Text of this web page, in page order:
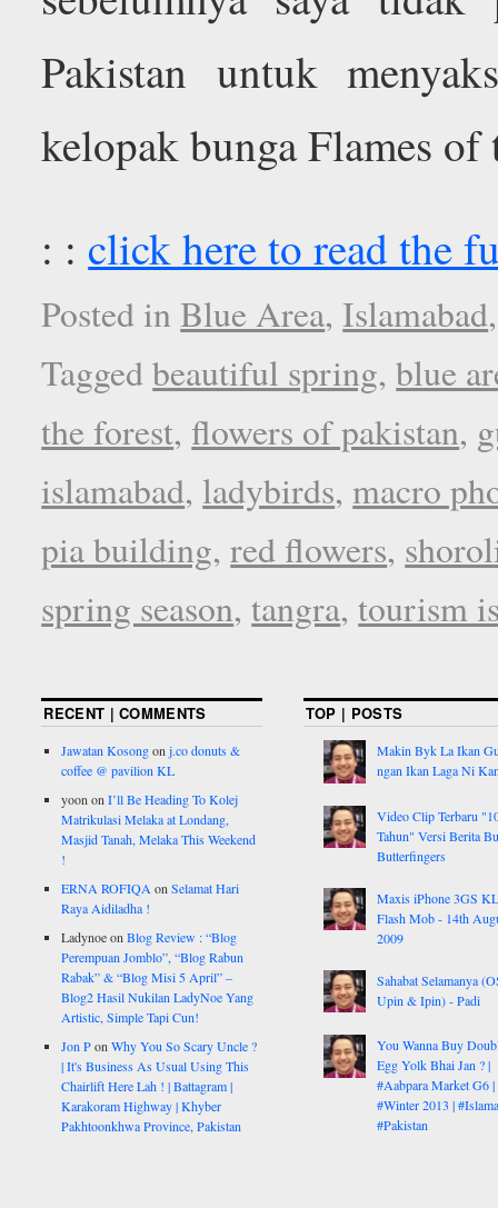
Pakistan untuk
kelopak bunga Flames
: : click here to read the
Posted in Blue Area,Islamabad
Taggedbeautiful spring,blue
the forest, flowers of pakistan,
islamabad, ladybirds,macro
pia building,red flowers,
spring season,tangra,tourism
RECENT | COMMENTS
Jawatan Kosongonj.co donuts &
coffee @ pavilion KL
yoononI’ll Be Heading To Kolej
Matrikulasi Melaka at Londang,
Masjid Tanah, Melaka This Weekend
!
ERNA ROFIQAonSelamat Hari
Raya Aidiladha !
LadynoeonBlog Review : “Blog
Perempuan Jomblo”, “Blog Rabun
Rabak” & “Blog Misi 5 April” –
Blog2 Hasil Nukilan LadyNoe Yang
Artistic, Simple Tapi Cun!
Jon PonWhy You So Scary Uncle ?
| It's Business As Usual Using This
Chairlift Here Lah ! | Battagram |
Karakoram Highway | Khyber
Pakhtoonkhwa Province, Pakistan
TOP | POSTS
Makin Byk La Ikan
ngan Ikan Laga Ni
Video Clip Terbaru
Tahun" Versi Berita
Butterfingers
Maxis iPhone 3GS
Flash Mob - 14th
2009
Sahabat Selamanya
Upin & Ipin) - Padi
You Wanna Buy
Egg Yolk Bhai Jan ? |
#Aabpara Market G6 |
#Winter 2013 |
#Pakistan